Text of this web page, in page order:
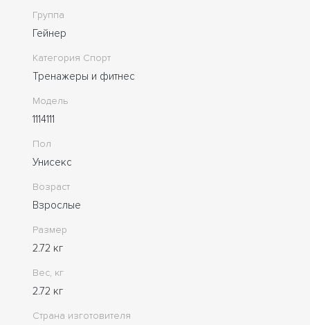
Группа
Гейнер
Категория Спорт
Тренажеры и фитнес
Модель
1114111
Пол
Унисекс
Возраст
Взрослые
Размер
2.72 кг
Вес, кг
2.72 кг
Страна изготовителя